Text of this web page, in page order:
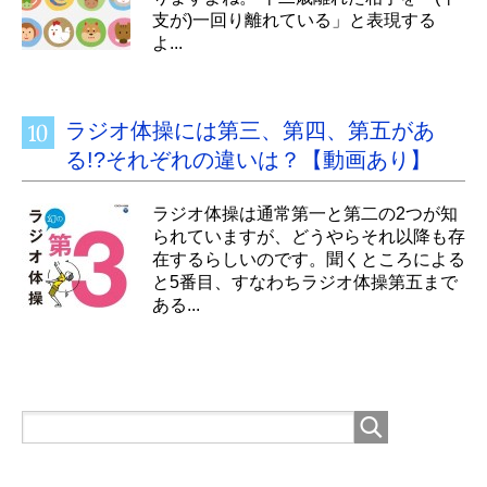
支が)一回り離れている」と表現する
よ...
ラジオ体操には第三、第四、第五があ
る!?それぞれの違いは？【動画あり】
ラジオ体操は通常第一と第二の2つが知
られていますが、どうやらそれ以降も存
在するらしいのです。聞くところによる
と5番目、すなわちラジオ体操第五まで
ある...